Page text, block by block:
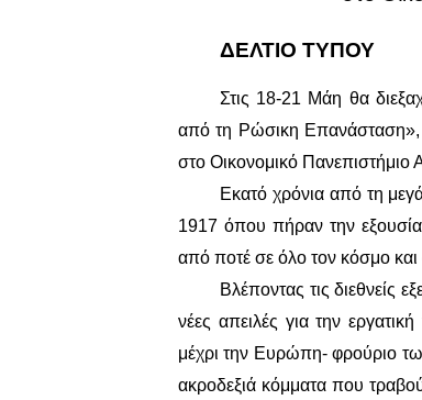
ΔΕΛΤΙΟ ΤΥΠΟΥ
Στις 18-21 Μάη θα
από τη Ρώσικη Επανάσταση
στο Οικονομικό
Εκατό χρόνια από τη
1917 όπου πήραν την
από ποτέ σε όλο τον κόσμο
Βλέποντας τις διεθνείς
νέες απειλές για την
μέχρι την Ευρώπη- φρούριο
ακροδεξιά κόμματα που